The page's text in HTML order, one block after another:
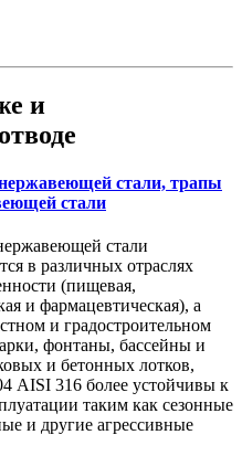
и
стали, трапы
стали
стали
в различных отраслях
(пищевая,
и фармацевтическая), а
и градостроительном
фонтаны, бассейны и
и бетонных лотков,
AISI 316 более устойчивы к
таким как сезонные
и другие агрессивные